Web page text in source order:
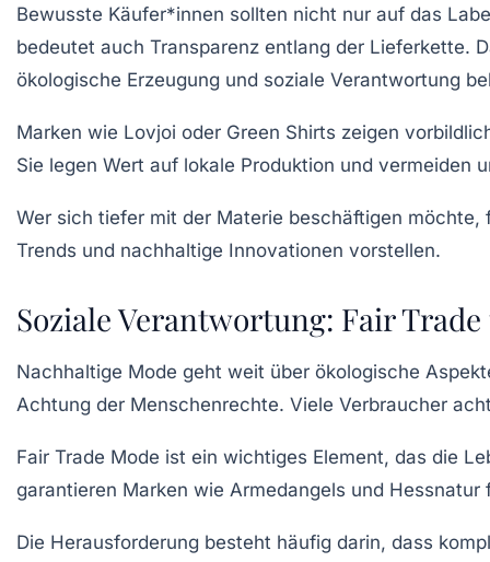
Bewusste Käufer*innen sollten nicht nur auf das
bedeutet auch Transparenz entlang der Lieferkette.
ökologische Erzeugung und soziale Verantwortung
Marken wie Lovjoi oder Green Shirts zeigen
Sie legen Wert auf lokale Produktion und vermeiden
Wer sich tiefer mit der Materie beschäftigen
Trends und nachhaltige Innovationen vorstellen.
Soziale Verantwortung: Fair
Nachhaltige Mode geht weit über ökologische
Achtung der Menschenrechte. Viele Verbraucher
Fair Trade Mode ist ein wichtiges Element, das die
garantieren Marken wie Armedangels und Hessnatur
Die Herausforderung besteht häufig darin, dass